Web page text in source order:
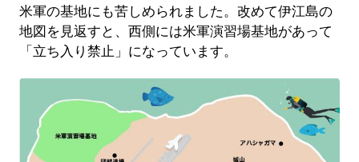
米軍の基地にも苦しめられました。改めて伊江島の
地図を見返すと、西側には米軍演習場基地があって
「立ち入り禁止」になっています。